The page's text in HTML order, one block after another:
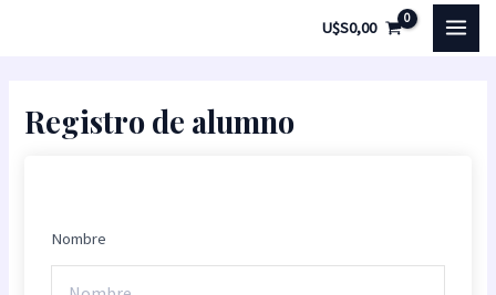
U$S0,00
Registro de alumno
Nombre